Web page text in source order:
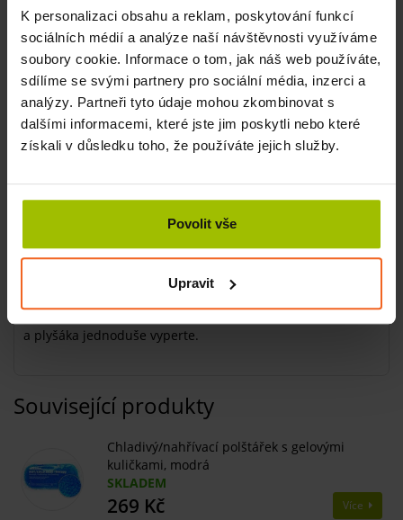
K personalizaci obsahu a reklam, poskytování funkcí
sociálních médií a analýze naší návštěvnosti využíváme
soubory cookie. Informace o tom, jak náš web používáte,
sdílíme se svými partnery pro sociální média, inzerci a
analýzy. Partneři tyto údaje mohou zkombinovat s
dalšími informacemi, které jste jim poskytli nebo které
získali v důsledku toho, že používáte jejich služby.
Povolit vše
Upravit
Plyšáci jsou certifikovaným zdravotnickým prostředkem
s vysokou mírou kvality, která je nabízena jen v lékárnách a
ve specializovaných prodejnách se zdravotnickými
prostředky. Splňují nezávadnost podle Oeko-Tex®
Standardu 100 a bezpečnostní normy EU. Tyto produkty
jsou tak zcela bezpečné i pro ty nejmenší děti.
V horkovzdušné troubě: Plyšáka vložte do trouby a nechte
ho ohřívat 12 minut při 100°C.
Jak plyšáka zbavit nečistot
Pomocí suchého zipu z plyšáka vyjměte polštářek se zrním
a plyšáka jednoduše vyperte.
Související produkty
Chladivý/nahřívací polštářek s gelovými
kuličkami, modrá
SKLADEM
269 Kč Více